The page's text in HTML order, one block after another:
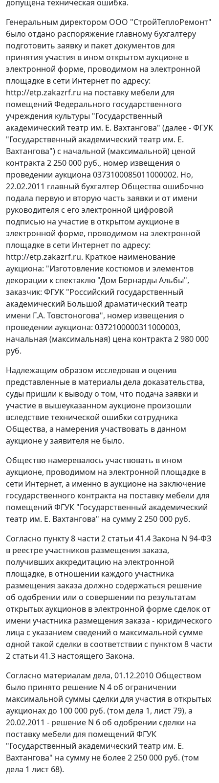
допущена техническая ошибка.
Генеральным директором ООО "СтройТеплоРемонт"
было отдано распоряжение главному бухгалтеру
подготовить заявку и пакет документов для
принятия участия в ином открытом аукционе в
электронной форме, проводимом на электронной
площадке в сети Интернет по адресу:
http://etp.zakazrf.ru на поставку мебели для
помещений Федерального государственного
учреждения культуры "Государственный
академический театр им. Е. Вахтангова" (далее - ФГУК
"Государственный академический театр им. Е.
Вахтангова") с начальной (максимальной) ценой
контракта 2 250 000 руб., номер извещения о
проведении аукциона 0373100085011000002. Но,
22.02.2011 главный бухгалтер Общества ошибочно
подала первую и вторую часть заявки и от имени
руководителя с его электронной цифровой
подписью на участие в открытом аукционе в
электронной форме, проводимом на электронной
площадке в сети Интернет по адресу:
http://etp.zakazrf.ru. Краткое наименование
аукциона: "Изготовление костюмов и элементов
декорации к спектаклю "Дом Бернарды Альбы",
заказчик: ФГУК "Российский государственный
академический Большой драматический театр
имени Г.А. Товстоногова", номер извещения о
проведении аукциона: 0372100000311000003,
начальная (максимальная) цена контракта 2 980 000
руб.
Надлежащим образом исследовав и оценив
представленные в материалы дела доказательства,
суды пришли к выводу о том, что подача заявки и
участие в вышеуказанном аукционе произошли
вследствие технической ошибки сотрудника
Общества, а намерения участвовать в данном
аукционе у заявителя не было.
Общество намеревалось участвовать в ином
аукционе, проводимом на электронной площадке в
сети Интернет, а именно в аукционе на заключение
государственного контракта на поставку мебели для
помещений ФГУК "Государственный академический
театр им. Е. Вахтангова" на сумму 2 250 000 руб.
Согласно пункту 8 части 2 статьи 41.4 Закона N 94-ФЗ
в реестре участников размещения заказа,
получивших аккредитацию на электронной
площадке, в отношении каждого участника
размещения заказа должно содержаться решение
об одобрении или о совершении по результатам
открытых аукционов в электронной форме сделок от
имени участника размещения заказа - юридического
лица с указанием сведений о максимальной сумме
одной такой сделки в соответствии с пунктом 8 части
2 статьи 41.3 настоящего Закона.
Согласно материалам дела, 01.12.2010 Обществом
было принято решение N 4 об ограничении
максимальной суммы сделки для участия в открытых
аукционах до 100 000 руб. (том дела 1, лист 79), а
20.02.2011 - решение N 6 об одобрении сделки на
поставку мебели для помещений ФГУК
"Государственный академический театр им. Е.
Вахтангова" на сумму не более 2 250 000 руб. (том
дела 1 лист 68).